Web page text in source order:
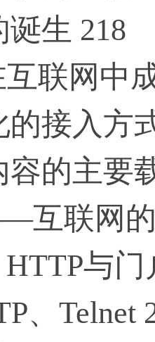
生 218
联网中
接入方
容的主
互联网的
与门
、Telnet